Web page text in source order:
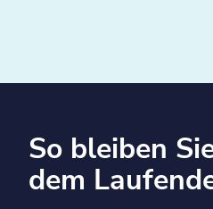
So bleiben
dem